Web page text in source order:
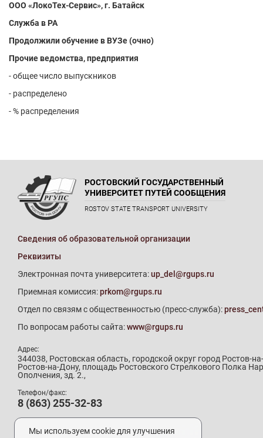
ООО «ЛокоТех-Сервис», г. Батайск
Служба в РА
Продолжили обучение в ВУЗе (очно)
Прочие ведомства, предприятия
- общее число выпускников
- распределено
- % распределения
РОСТОВСКИЙ ГОСУДАРСТВЕННЫЙ
УНИВЕРСИТЕТ ПУТЕЙ СООБЩЕНИЯ
ROSTOV STATE TRANSPORT UNIVERSITY
Сведения об образовательной организации
Реквизиты
Электронная почта университета:up_del@rgups.ru
Приемная комиссия:prkom@rgups.ru
Отдел по связям с общественностью (пресс-служба):
По вопросам работы сайта:www@rgups.ru
Адрес:
344038, Ростовская область, городской округ город Ростов-
Ростов-на-Дону, площадь Ростовского Стрелкового Полка
Ополчения, зд. 2.,
Телефон/факс:
8 (863) 255-32-83
Телефон приемной комиссии:
8 (800) 707-19-29
Мы используем cookie для улучшения